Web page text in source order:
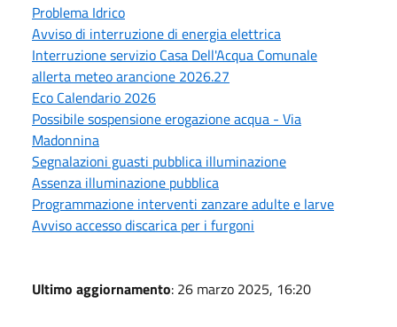
Problema Idrico
Avviso di interruzione di energia elettrica
Interruzione servizio Casa Dell'Acqua Comunale
allerta meteo arancione 2026.27
Eco Calendario 2026
Possibile sospensione erogazione acqua - Via
Madonnina
Segnalazioni guasti pubblica illuminazione
Assenza illuminazione pubblica
Programmazione interventi zanzare adulte e larve
Avviso accesso discarica per i furgoni
Ultimo aggiornamento: 26 marzo 2025, 16:20